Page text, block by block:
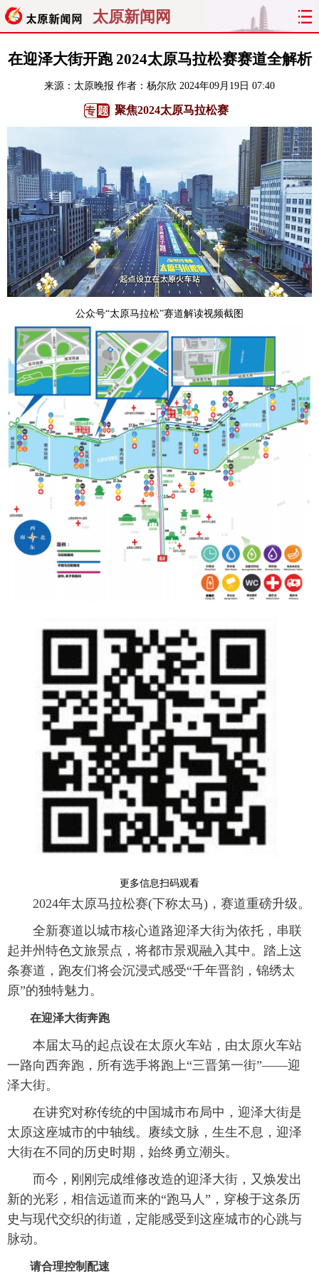
太原新闻网
首页 聚焦 太原 山西
经济 关注 文明 出行
纵横 曝光 综合 专题
旅游 教育
看天下 晋月读 最太原 网罗民生
太原日报 太原晚报 热评 社区
在迎泽大街开跑 2024太原马拉松赛赛道全解析
来源： 太原晚报 作者：杨尔欣 2024年09月19日 07:40
聚焦2024太原马拉松赛
公众号“太原马拉松”赛道解读视频截图
更多信息扫码观看
2024年太原马拉松赛(下称太马)，赛道重磅升级。
全新赛道以城市核心道路迎泽大街为依托，串联
起并州特色文旅景点，将都市景观融入其中。踏上这
条赛道，跑友们将会沉浸式感受“千年晋韵，锦绣太
原”的独特魅力。
在迎泽大街奔跑
本届太马的起点设在太原火车站，由太原火车站
一路向西奔跑，所有选手将跑上“三晋第一街”——迎
泽大街。
在讲究对称传统的中国城市布局中，迎泽大街是
太原这座城市的中轴线。赓续文脉，生生不息，迎泽
大街在不同的历史时期，始终勇立潮头。
而今，刚刚完成维修改造的迎泽大街，又焕发出
新的光彩，相信远道而来的“跑马人”，穿梭于这条历
史与现代交织的街道，定能感受到这座城市的心跳与
脉动。
请合理控制配速